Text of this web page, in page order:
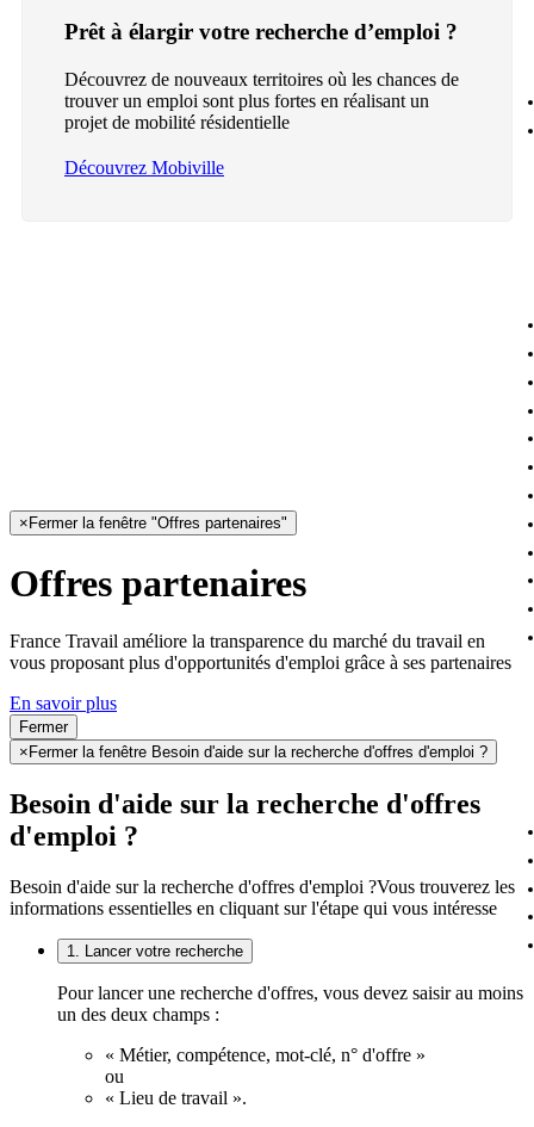
Prêt à élargir votre recherche d’emploi ?
Découvrez de nouveaux territoires où les chances de
trouver un emploi sont plus fortes en réalisant un
projet de mobilité résidentielle
Découvrez Mobiville
× Fermer la fenêtre "Offres partenaires"
Offres partenaires
France Travail améliore la transparence du marché du travail en
vous proposant plus d'opportunités d'emploi grâce à ses partenaires
En savoir plus
Fermer
× Fermer la fenêtre Besoin d'aide sur la recherche d'offres d'emploi ?
Besoin d'aide sur la recherche d'offres
d'emploi ?
Besoin d'aide sur la recherche d'offres d'emploi ?Vous trouverez les
informations essentielles en cliquant sur l'étape qui vous intéresse
1. Lancer votre recherche
Pour lancer une recherche d'offres, vous devez saisir au moins
un des deux champs :
« Métier, compétence, mot-clé, n° d'offre »
ou
« Lieu de travail ».